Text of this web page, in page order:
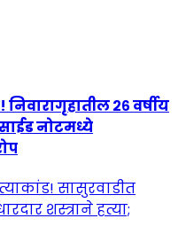
२६ वर्षीय
नोटमध्ये